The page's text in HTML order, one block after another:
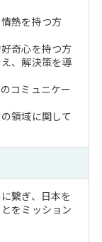
熱を持つ方
奇心を持つ方
、解決策を導
コミュニケー
領域に関して
繋ぎ、日本を
をミッション